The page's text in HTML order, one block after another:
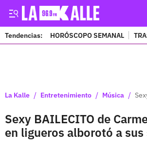
Tendencias: HORÓSCOPO SEMANAL
La Kalle / Entretenimiento / Música /
Sexy BAILECITO de
en ligueros alborotó a